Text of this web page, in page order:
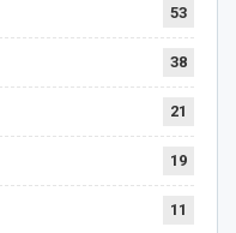
53
38
21
19
11